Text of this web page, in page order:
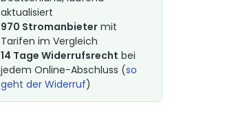
aktualisiert
970 Stromanbietermit
Tarifen im Vergleich
14 Tage Widerrufsrecht bei
jedem Online-Abschluss (so
geht der Widerruf)